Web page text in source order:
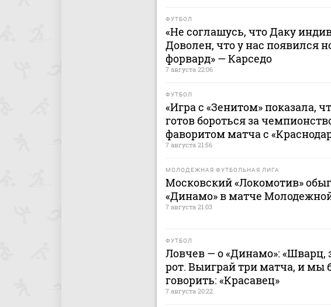
ФУТБОЛ
«Не соглашусь, что Даку
Доволен, что у нас появился
форвард» — Карседо
7 августа 22:06
ФУТБОЛ
«Игра с «Зенитом» показала,
готов бороться за
фаворитом матча с
7 августа 21:56
МОЛОДЕЖНАЯ ФУТБОЛЬНАЯ ЛИГА
Московский «Локомотив»
«Динамо» в матче
7 августа 21:03
ФУТБОЛ
Ловчев — о «Динамо»: «Шварц,
рот. Выиграй три матча, и мы
говорить: «Красавец»
7 августа 20:22